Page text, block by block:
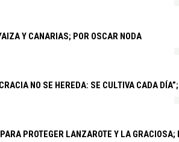
Y CANARIAS; POR OSCAR NODA
NO SE HEREDA: SE CULTIVA CADA
PROTEGER LANZAROTE Y LA